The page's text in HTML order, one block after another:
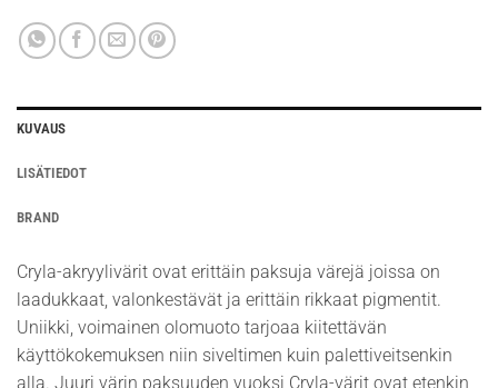
KUVAUS
LISÄTIEDOT
BRAND
Cryla-akryylivärit ovat erittäin paksuja värejä joissa on
laadukkaat, valonkestävät ja erittäin rikkaat pigmentit.
Uniikki, voimainen olomuoto tarjoaa kiitettävän
käyttökokemuksen niin siveltimen kuin palettiveitsenkin
alla. Juuri värin paksuuden vuoksi Cryla-värit ovat etenkin